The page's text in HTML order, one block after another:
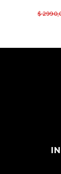
$ 2990,